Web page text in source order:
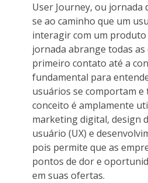
User Journey, ou jornada
se ao caminho que um
interagir com um produto
jornada abrange todas as
primeiro contato até a
fundamental para
usuários se comportam e
conceito é amplamente
marketing digital, design
usuário (UX) e
pois permite que as
pontos de dor e
em suas ofertas.